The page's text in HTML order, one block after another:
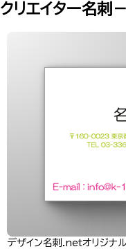
クリエイター名
デザイン名刺.netオリジナ